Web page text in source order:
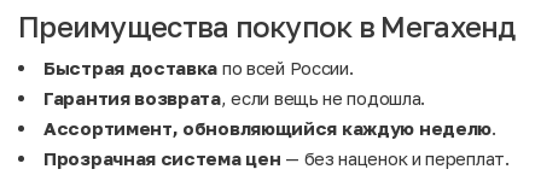
Преимущества покупок в Мегахенд
Быстрая доставка по всей России.
Гарантия возврата, если вещь не подошла.
Ассортимент, обновляющийся каждую неделю
Прозрачная система цен — без наценок и переплат.